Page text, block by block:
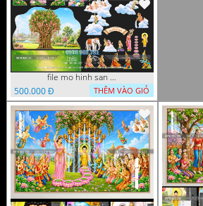
file mo hinh san khau vuon lam ty ni tach lop file tranh phat giao 16052026 dao
500.000 Đ
THÊM VÀO GIỎ